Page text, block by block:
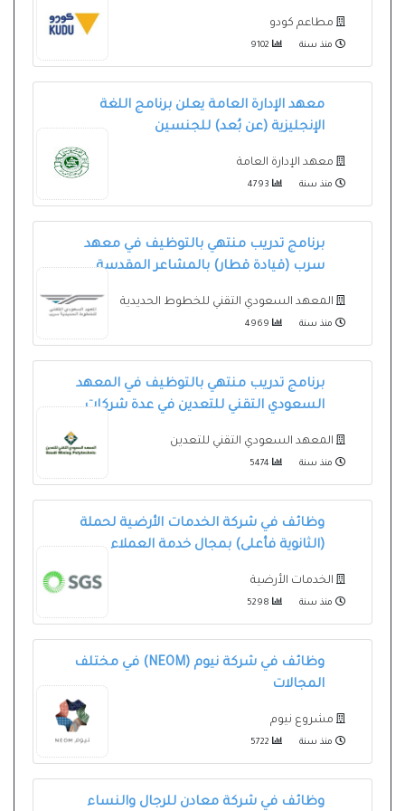
مطاعم كودو
منذ سنة
معهد الإدارة العامة يعلن برنامج اللغة
الإنجليزية (عن بُعد) للجنسين
معهد الإدارة العامة
منذ سنة
برنامج تدريب منتهي بالتوظيف في معهد
سرب (قيادة قطار) بالمشاعر المقدسة
المعهد السعودي التقني للخطوط الحديدية
منذ سنة
برنامج تدريب منتهي بالتوظيف في المعهد
السعودي التقني للتعدين في عدة شركات
المعهد السعودي التقني للتعدين
منذ سنة
وظائف في شركة الخدمات الأرضية لحملة
(الثانوية فأعلى) بمجال خدمة العملاء
الخدمات الأرضية
منذ سنة
وظائف في شركة نيوم (NEOM) في مختلف
المجالات
مشروع نيوم
منذ سنة
وظائف في شركة معادن للرجال والنساء